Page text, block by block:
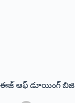
ఈజ్‌ ఆఫ్‌ డూయింగ్‌